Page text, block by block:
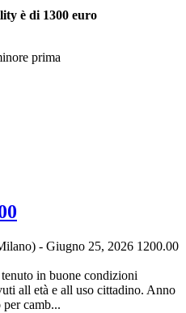
è di 1300 euro
prima
- Giugno 25, 2026 1200.00
in buone condizioni
all età e all uso cittadino. Anno
camb...